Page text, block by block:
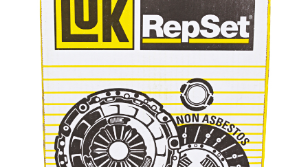
Temos outras opções mais
adequadas